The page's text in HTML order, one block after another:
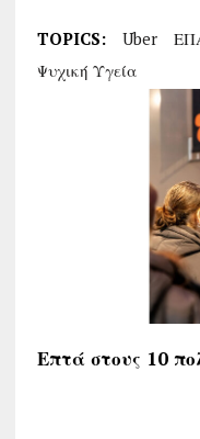
TOPICS: Uber
Ψυχική Υγεία
Επτά στους 10